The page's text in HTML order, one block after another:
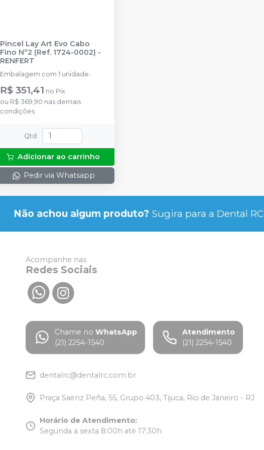
Pincel Lay Art Evo Cabo
Fino Nº2 (Ref. 1724-0002) -
RENFERT
Embalagem com 1 unidade.
R$ 351,41 no Pix
ou R$ 369,90 nas demais
condições
Qtd :
Adicionar ao carrinho
Pedir via Whatsapp
Não achou algum produto? Sugira para a Dental RC
Acompanhe nas
Redes Sociais
Chame no WhatsApp
(21) 2254-1540
Atendimento
(21) 2254-1540
dentalrc@dentalrc.com.br
Praça Saenz Peña, 55, Grupo 403, Tijuca, Rio de Janeiro - RJ
Horário de Atendimento:
Segunda a sexta 8:00h até 17:30h